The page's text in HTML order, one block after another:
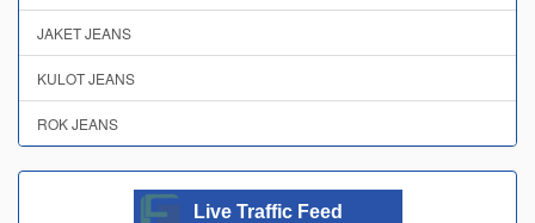
JAKET JEANS
KULOT JEANS
ROK JEANS
Live Traffic Feed